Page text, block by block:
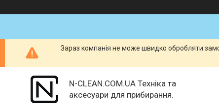
Зараз компанія не може швидко обробляти
N-CLEAN.COM.UA Техніка та
аксесуари для прибирання.